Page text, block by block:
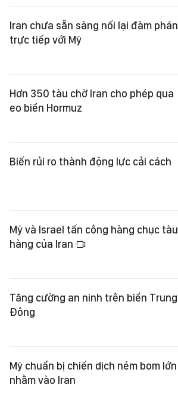
Iran chưa sẵn sàng nối lại đàm phán
trực tiếp với Mỹ
Hơn 350 tàu chờ Iran cho phép qua
eo biển Hormuz
Biến rủi ro thành động lực cải cách
Mỹ và Israel tấn công hàng chục tàu
hàng của Iran
Tăng cường an ninh trên biển Trung
Đông
Mỹ chuẩn bị chiến dịch ném bom lớn
nhằm vào Iran